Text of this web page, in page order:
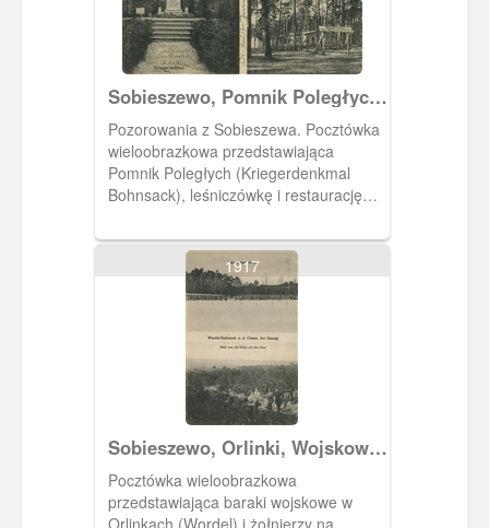
Sobieszewo, Pomnik Poległych
i okolice
Pozorowania z Sobieszewa. Pocztówka
wieloobrazkowa przedstawiająca
Pomnik Poległych (Kriegerdenkmal
Bohnsack), leśniczówkę i restaurację
odsłonięto 17 września 1922 roku.
1917
Sobieszewo, Orlinki, Wojskowe
baraki i żołnierze
Pocztówka wieloobrazkowa
przedstawiająca baraki wojskowe w